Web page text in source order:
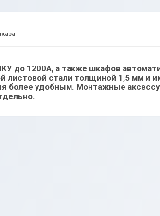
до 1200А, а также шкафов
стали толщиной 1,5 мм и
более удобным. Монтажные